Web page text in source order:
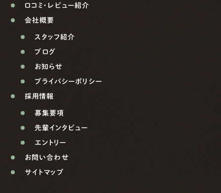
口コミ・レビュー紹介
会社概要
スタッフ紹介
ブログ
お知らせ
プライバシーポリシー
採用情報
募集要項
先輩インタビュー
エントリー
お問い合わせ
サイトマップ